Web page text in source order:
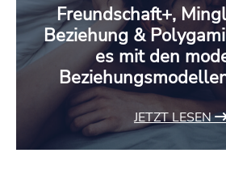
Freundschaft+,
Beziehung &
es mit den
JETZT LESEN